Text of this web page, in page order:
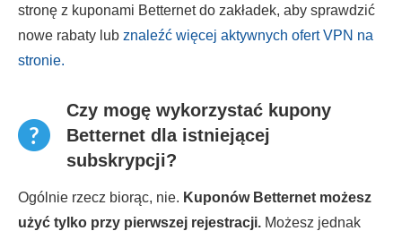
stronę z kuponami Betternet do zakładek, aby sprawdzić
nowe rabaty lub znaleźć więcej aktywnych ofert VPN na
stronie.
Czy mogę wykorzystać kupony
Betternet dla istniejącej
subskrypcji?
Ogólnie rzecz biorąc, nie. Kuponów Betternet możesz
użyć tylko przy pierwszej rejestracji. Możesz jednak